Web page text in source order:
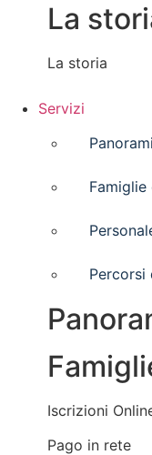
La
La storia
Servizi
Percorsi
Iscrizioni
Pago in rete